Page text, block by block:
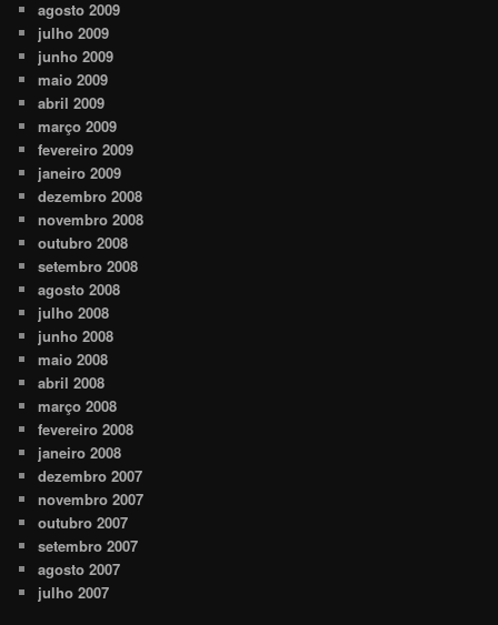
agosto 2009
julho 2009
junho 2009
maio 2009
abril 2009
março 2009
fevereiro 2009
janeiro 2009
dezembro 2008
novembro 2008
outubro 2008
setembro 2008
agosto 2008
julho 2008
junho 2008
maio 2008
abril 2008
março 2008
fevereiro 2008
janeiro 2008
dezembro 2007
novembro 2007
outubro 2007
setembro 2007
agosto 2007
julho 2007